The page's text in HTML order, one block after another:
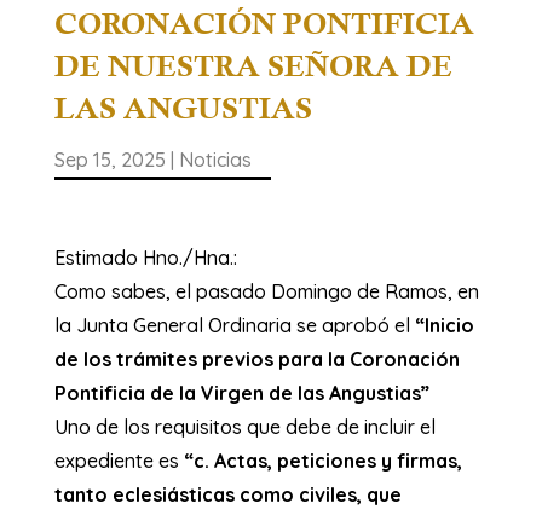
CORONACIÓN PONTIFICIA
DE NUESTRA SEÑORA DE
LAS ANGUSTIAS
Sep 15, 2025 Noticias
Estimado Hno./Hna.:
Como sabes, el pasado Domingo de Ramos, en
la Junta General Ordinaria se aprobó el “Inicio
de los trámites previos para la Coronación
Pontificia de la Virgen de las Angustias”
Uno de los requisitos que debe de incluir el
expediente es “c. Actas, peticiones y firmas,
tanto eclesiásticas como civiles, que